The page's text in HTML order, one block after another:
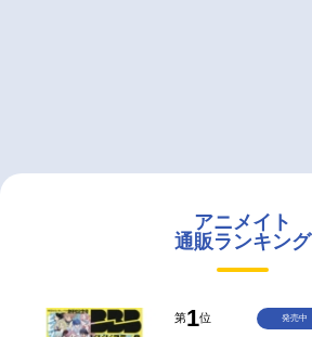
アニメイト
通販ランキング
第1位 発売中